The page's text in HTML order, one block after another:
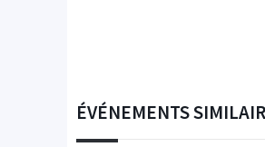
ÉVÉNEMENTS